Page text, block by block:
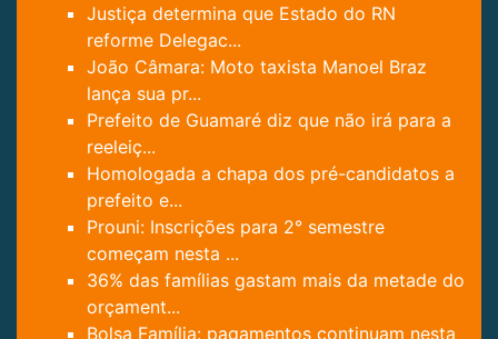
Justiça determina que Estado do RN
reforme Delegac...
João Câmara: Moto taxista Manoel Braz
lança sua pr...
Prefeito de Guamaré diz que não irá para a
reeleiç...
Homologada a chapa dos pré-candidatos a
prefeito e...
Prouni: Inscrições para 2° semestre
começam nesta ...
36% das famílias gastam mais da metade do
orçament...
Bolsa Família: pagamentos continuam nesta